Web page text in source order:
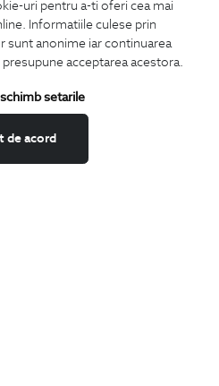
uri pentru a-ti oferi cea mai
Informatiile culese prin
sunt anonime iar continuarea
acceptarea acestora.
de acord
setarile
si conditii
si retur
datelor
site
ANPC